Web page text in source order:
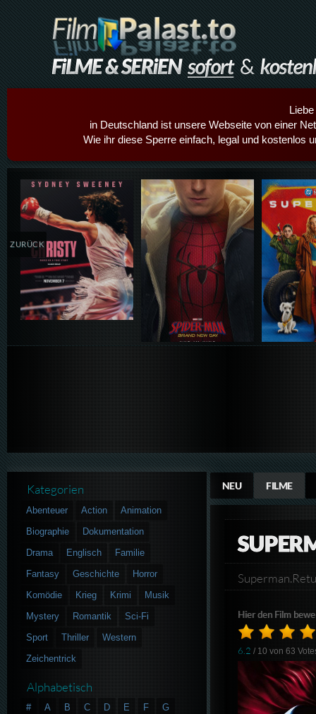
in Deutschland ist unsere Webseite von einer
Wie ihr diese Sperre einfach, legal und kostenlos
Details,Play Details,Play
ZURÜCK
NEU FILME
Hier den Film
6.2 / 10 von63
Kategorien
Abenteuer Action
Animation
Biographie
Dokumentation
Drama
Englisch
Familie
Fantasy
Geschichte
Horror
Komödie
Krieg Krimi
Musik
Mystery
Romantik
Sci-Fi
Sport
Thriller
Western
Zeichentrick
Alphabetisch
# A B C D E F
G